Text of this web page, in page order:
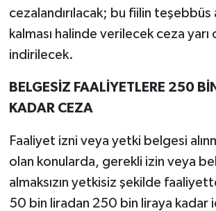
cezalandırılacak; bu fiilin teşebbüs
kalması halinde verilecek ceza yarı
indirilecek.
BELGESİZ FAALİYETLERE 250
KADAR CEZA
Faaliyet izni veya yetki belgesi
olan konularda, gerekli izin veya
almaksızın yetkisiz şekilde
50 bin liradan 250 bin liraya kadar